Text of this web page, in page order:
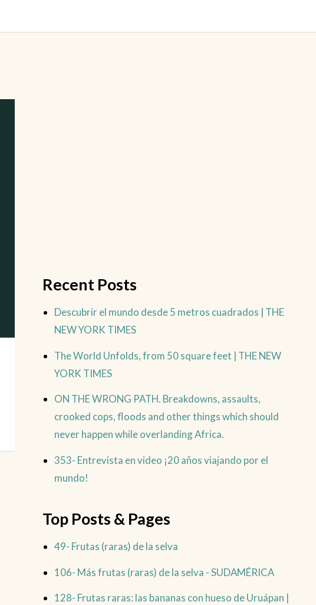
Recent Posts
Descubrir el mundo desde 5 metros cuadrados | THE
NEW YORK TIMES
The World Unfolds, from 50 square feet | THE NEW
YORK TIMES
ON THE WRONG PATH. Breakdowns, assaults,
crooked cops, floods and other things which should
never happen while overlanding Africa.
353- Entrevista en video ¡20 años viajando por el
mundo!
Top Posts & Pages
49- Frutas (raras) de la selva
106- Más frutas (raras) de la selva - SUDAMÉRICA
128- Frutas raras: las bananas con hueso de Uruápan |